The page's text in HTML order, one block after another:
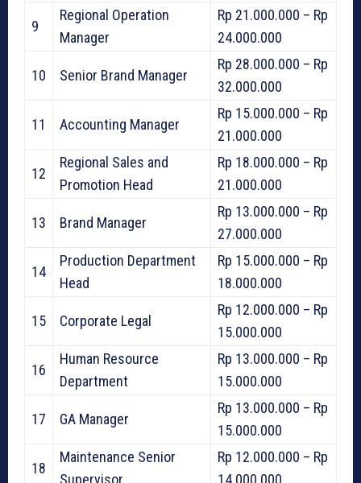
9
Regional Operation
Manager
Rp 21.000.000 – Rp
24.000.000
10 Senior Brand Manager
Rp 28.000.000 – Rp
32.000.000
11 Accounting Manager
Rp 15.000.000 – Rp
21.000.000
12
Regional Sales and
Promotion Head
Rp 18.000.000 – Rp
21.000.000
13 Brand Manager
Rp 13.000.000 – Rp
27.000.000
14
Production Department
Head
Rp 15.000.000 – Rp
18.000.000
15 Corporate Legal
Rp 12.000.000 – Rp
15.000.000
16
Human Resource
Department
Rp 13.000.000 – Rp
15.000.000
17 GA Manager
Rp 13.000.000 – Rp
15.000.000
18
Maintenance Senior
Supervisor
Rp 12.000.000 – Rp
14.000.000